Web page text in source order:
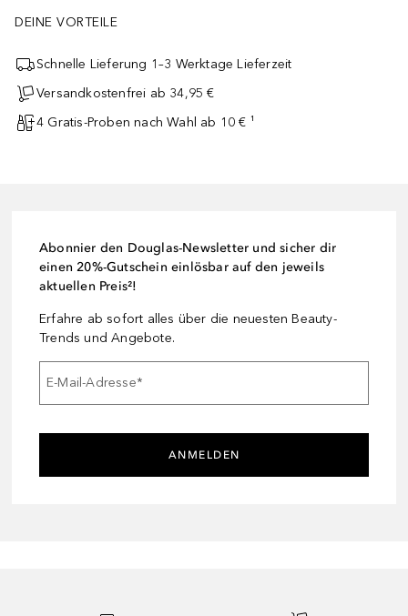
DEINE VORTEILE
Schnelle Lieferung 1–3 Werktage Lieferzeit
Versandkostenfrei ab 34,95 €
4 Gratis-Proben nach Wahl ab 10 € ¹
Abonnier den Douglas-Newsletter und sicher dir
einen 20%-Gutschein einlösbar auf den jeweils
aktuellen Preis²!
Erfahre ab sofort alles über die neuesten Beauty-
Trends und Angebote.
E-Mail-Adresse*
ANMELDEN